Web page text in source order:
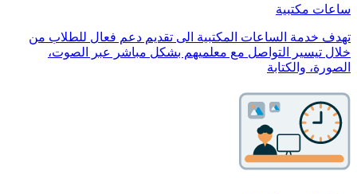
ساعات مكتبية
تهدف خدمة الساعات المكتبية الى تقديم دعم فعال للطلاب من
خلال تيسير التواصل مع معلميهم بشكل مباشر عبر الصوت،
الصورة، والكتابة